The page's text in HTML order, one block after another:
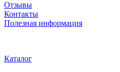
Отзывы
Контакты
Полезная информация
Каталог